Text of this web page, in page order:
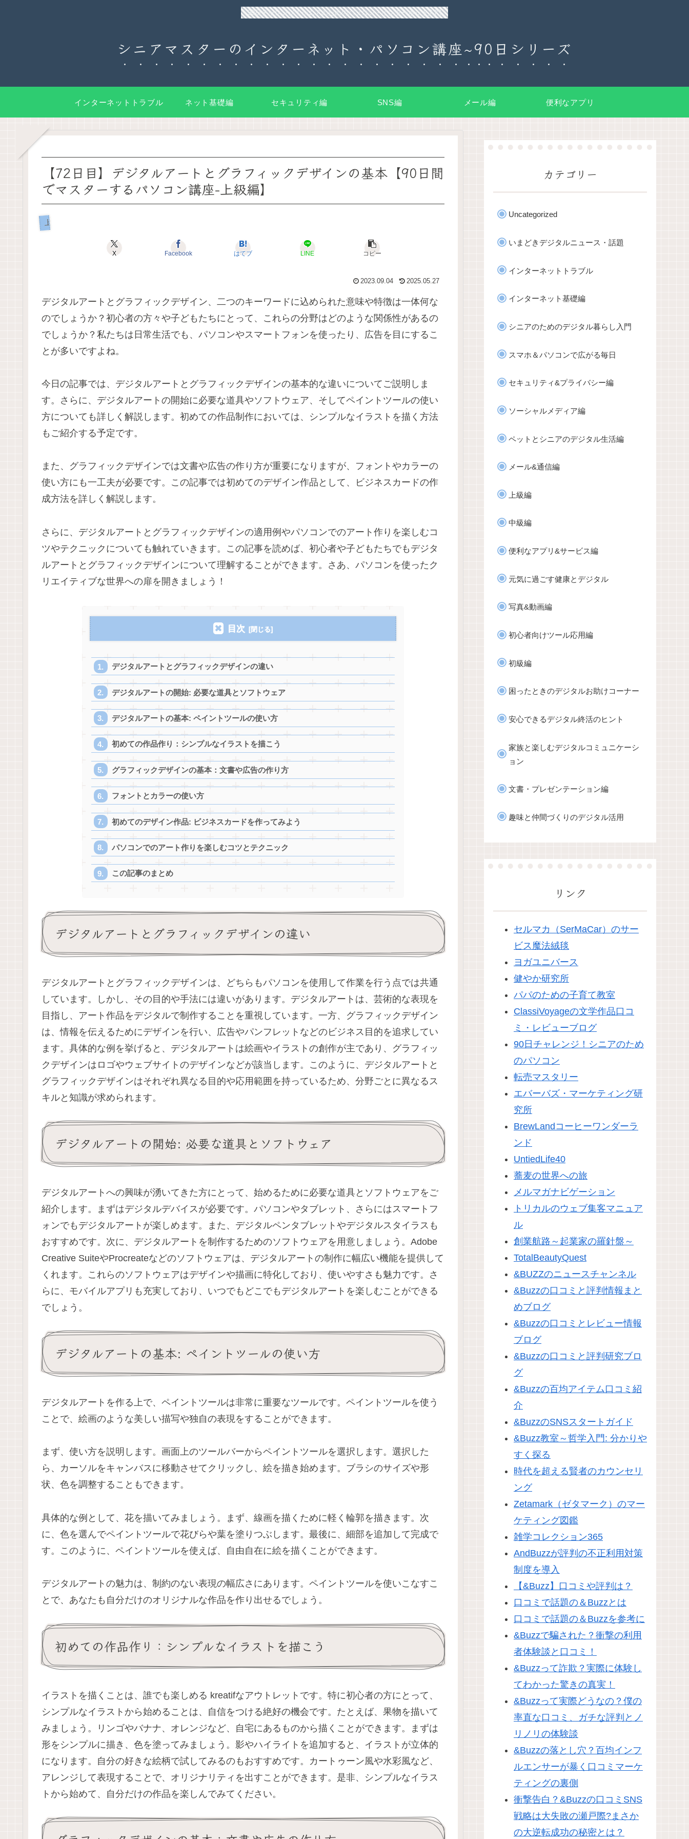
90日チャレンジ！シニアのためのパソコン・インターネット入門
シニアマスターのインターネット・パソコン講座~90日シリーズ
インターネットトラブル ネット基礎編 セキュリティ編 SNS編 メール編 便利なアプリ
【72日目】デジタルアートとグラフィックデザインの基本【90日間
でマスターするパソコン講座-上級編】
上級編
X Facebook はてブ LINE コピー
2023.09.04 2025.05.27
デジタルアートとグラフィックデザイン、二つのキーワードに込められた意味や特徴は一体何な
のでしょうか？初心者の方々や子どもたちにとって、これらの分野はどのような関係性があるの
でしょうか？私たちは日常生活でも、パソコンやスマートフォンを使ったり、広告を目にするこ
とが多いですよね。
今日の記事では、デジタルアートとグラフィックデザインの基本的な違いについてご説明しま
す。さらに、デジタルアートの開始に必要な道具やソフトウェア、そしてペイントツールの使い
方についても詳しく解説します。初めての作品制作においては、シンプルなイラストを描く方法
もご紹介する予定です。
また、グラフィックデザインでは文書や広告の作り方が重要になりますが、フォントやカラーの
使い方にも一工夫が必要です。この記事では初めてのデザイン作品として、ビジネスカードの作
成方法を詳しく解説します。
さらに、デジタルアートとグラフィックデザインの適用例やパソコンでのアート作りを楽しむコ
ツやテクニックについても触れていきます。この記事を読めば、初心者や子どもたちでもデジタ
ルアートとグラフィックデザインについて理解することができます。さあ、パソコンを使ったク
リエイティブな世界への扉を開きましょう！
目次
デジタルアートとグラフィックデザインの違い
デジタルアートの開始: 必要な道具とソフトウェア
デジタルアートの基本: ペイントツールの使い方
初めての作品作り：シンプルなイラストを描こう
グラフィックデザインの基本：文書や広告の作り方
フォントとカラーの使い方
初めてのデザイン作品: ビジネスカードを作ってみよう
パソコンでのアート作りを楽しむコツとテクニック
この記事のまとめ
デジタルアートとグラフィックデザインの違い
デジタルアートとグラフィックデザインは、どちらもパソコンを使用して作業を行う点では共通
しています。しかし、その目的や手法には違いがあります。デジタルアートは、芸術的な表現を
目指し、アート作品をデジタルで制作することを重視しています。一方、グラフィックデザイン
は、情報を伝えるためにデザインを行い、広告やパンフレットなどのビジネス目的を追求してい
ます。具体的な例を挙げると、デジタルアートは絵画やイラストの創作が主であり、グラフィッ
クデザインはロゴやウェブサイトのデザインなどが該当します。このように、デジタルアートと
グラフィックデザインはそれぞれ異なる目的や応用範囲を持っているため、分野ごとに異なるス
キルと知識が求められます。
デジタルアートの開始: 必要な道具とソフトウェア
デジタルアートへの興味が湧いてきた方にとって、始めるために必要な道具とソフトウェアをご
紹介します。まずはデジタルデバイスが必要です。パソコンやタブレット、さらにはスマートフ
ォンでもデジタルアートが楽しめます。また、デジタルペンタブレットやデジタルスタイラスも
おすすめです。次に、デジタルアートを制作するためのソフトウェアを用意しましょう。Adobe
Creative SuiteやProcreateなどのソフトウェアは、デジタルアートの制作に幅広い機能を提供して
くれます。これらのソフトウェアはデザインや描画に特化しており、使いやすさも魅力です。さ
らに、モバイルアプリも充実しており、いつでもどこでもデジタルアートを楽しむことができる
でしょう。
デジタルアートの基本: ペイントツールの使い方
デジタルアートを作る上で、ペイントツールは非常に重要なツールです。ペイントツールを使う
ことで、絵画のような美しい描写や独自の表現をすることができます。
まず、使い方を説明します。画面上のツールバーからペイントツールを選択します。選択した
ら、カーソルをキャンバスに移動させてクリックし、絵を描き始めます。ブラシのサイズや形
状、色を調整することもできます。
具体的な例として、花を描いてみましょう。まず、線画を描くために軽く輪郭を描きます。次
に、色を選んでペイントツールで花びらや葉を塗りつぶします。最後に、細部を追加して完成で
す。このように、ペイントツールを使えば、自由自在に絵を描くことができます。
デジタルアートの魅力は、制約のない表現の幅広さにあります。ペイントツールを使いこなすこ
とで、あなたも自分だけのオリジナルな作品を作り出せるでしょう。
初めての作品作り：シンプルなイラストを描こう
イラストを描くことは、誰でも楽しめる kreatifなアウトレットです。特に初心者の方にとって、
シンプルなイラストから始めることは、自信をつける絶好の機会です。たとえば、果物を描いて
みましょう。リンゴやバナナ、オレンジなど、自宅にあるものから描くことができます。まずは
形をシンプルに描き、色を塗ってみましょう。影やハイライトを追加すると、イラストが立体的
になります。自分の好きな絵柄で試してみるのもおすすめです。カートゥーン風や水彩風など、
アレンジして表現することで、オリジナリティを出すことができます。是非、シンプルなイラス
トから始めて、自分だけの作品を楽しんでみてください。
カテゴリー
Uncategorized
いまどきデジタルニュース・話題
インターネットトラブル
インターネット基礎編
シニアのためのデジタル暮らし入門
スマホ＆パソコンで広がる毎日
セキュリティ&プライバシー編
ソーシャルメディア編
ペットとシニアのデジタル生活編
メール&通信編
上級編
中級編
便利なアプリ&サービス編
元気に過ごす健康とデジタル
写真&動画編
初心者向けツール応用編
初級編
困ったときのデジタルお助けコーナー
安心できるデジタル終活のヒント
家族と楽しむデジタルコミュニケーシ
ョン
文書・プレゼンテーション編
趣味と仲間づくりのデジタル活用
リンク
セルマカ（SerMaCar）のサー
ビス魔法絨毯
ヨガユニバース
健やか研究所
パパのための子育て教室
ClassiVoyageの文学作品口コ
ミ・レビューブログ
90日チャレンジ！シニアのため
のパソコン
転売マスタリー
エバーバズ・マーケティング研
究所
BrewLandコーヒーワンダーラ
ンド
UntiedLife40
蕎麦の世界への旅
メルマガナビゲーション
トリカルのウェブ集客マニュア
ル
創業航路～起業家の羅針盤～
TotalBeautyQuest
&BUZZのニュースチャンネル
&Buzzの口コミと評判情報まと
めブログ
&Buzzの口コミとレビュー情報
ブログ
&Buzzの口コミと評判研究ブロ
グ
&Buzzの百均アイテム口コミ紹
介
&BuzzのSNSスタートガイド
&Buzz教室～哲学入門: 分かりや
すく探る
時代を超える賢者のカウンセリ
ング
Zetamark（ゼタマーク）のマー
ケティング図鑑
雑学コレクション365
AndBuzzが評判の不正利用対策
制度を導入
【&Buzz】口コミや評判は？
口コミで話題の＆Buzzとは
口コミで話題の＆Buzzを参考に
&Buzzで騙された？衝撃の利用
者体験談と口コミ！
&Buzzって詐欺？実際に体験し
てわかった驚きの真実！
&Buzzって実際どうなの？僕の
率直な口コミ、ガチな評判とノ
リノリの体験談
&Buzzの落とし穴？百均インフ
ルエンサーが暴く口コミマーケ
ティングの裏側
衝撃告白？&Buzzの口コミSNS
戦略は大失敗の瀬戸際?まさか
の大逆転成功の秘密とは？